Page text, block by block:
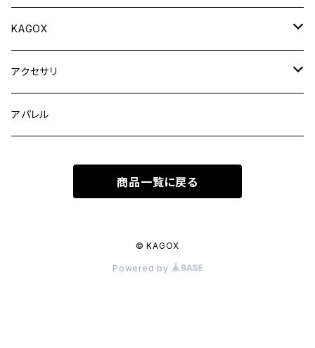
KAGOX
KAGOX ONE
KAGOX ONE with Clips
KAGOX BIZ
KAGOX BIZ with Premium Clips
KAGOX MEGA with Clips
アクセサリ
フィギュア
インナーバッグ
アパレル
商品一覧に戻る
© KAGOX
Powered by